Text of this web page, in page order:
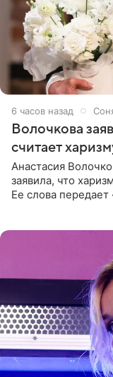
6 часов назад
Волочкова
считает
Анастасия
заявила, что
Ее слова